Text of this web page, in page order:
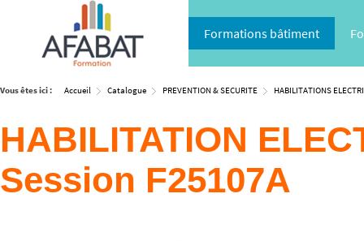
Formations bâtiment
Vous êtes ici : Accueil Catalogue PREVENTION & SECURITE HABILITATIONS
HABILITATION
Session F25107A